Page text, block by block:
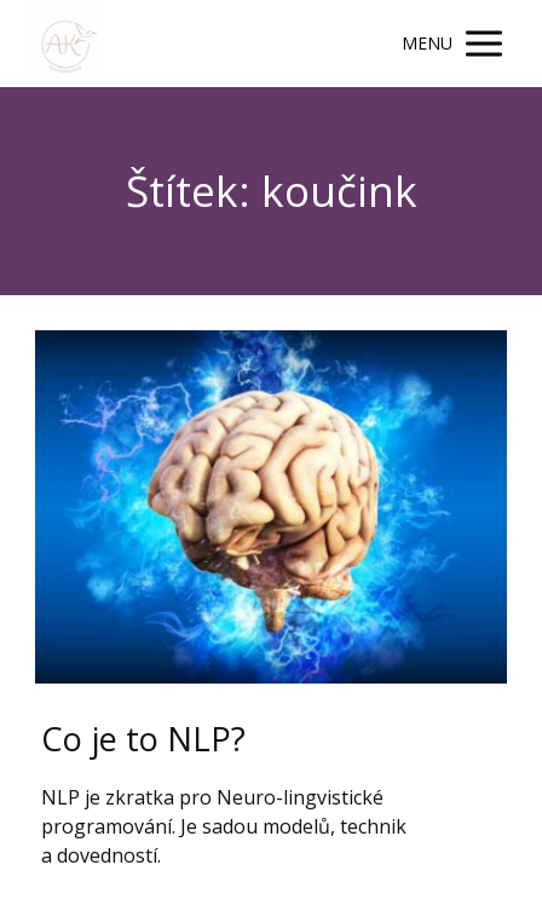
MENU
Štítek: koučink
Co je to NLP?
NLP je zkratka pro Neuro-lingvistické
programování. Je sadou modelů, technik
a dovedností.